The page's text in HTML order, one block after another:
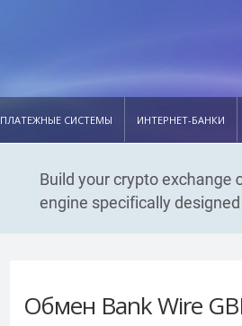
ПЛАТЕЖНЫЕ СИСТЕМЫ ИНТЕРНЕТ-БАНКИ
Обмен Bank Wire